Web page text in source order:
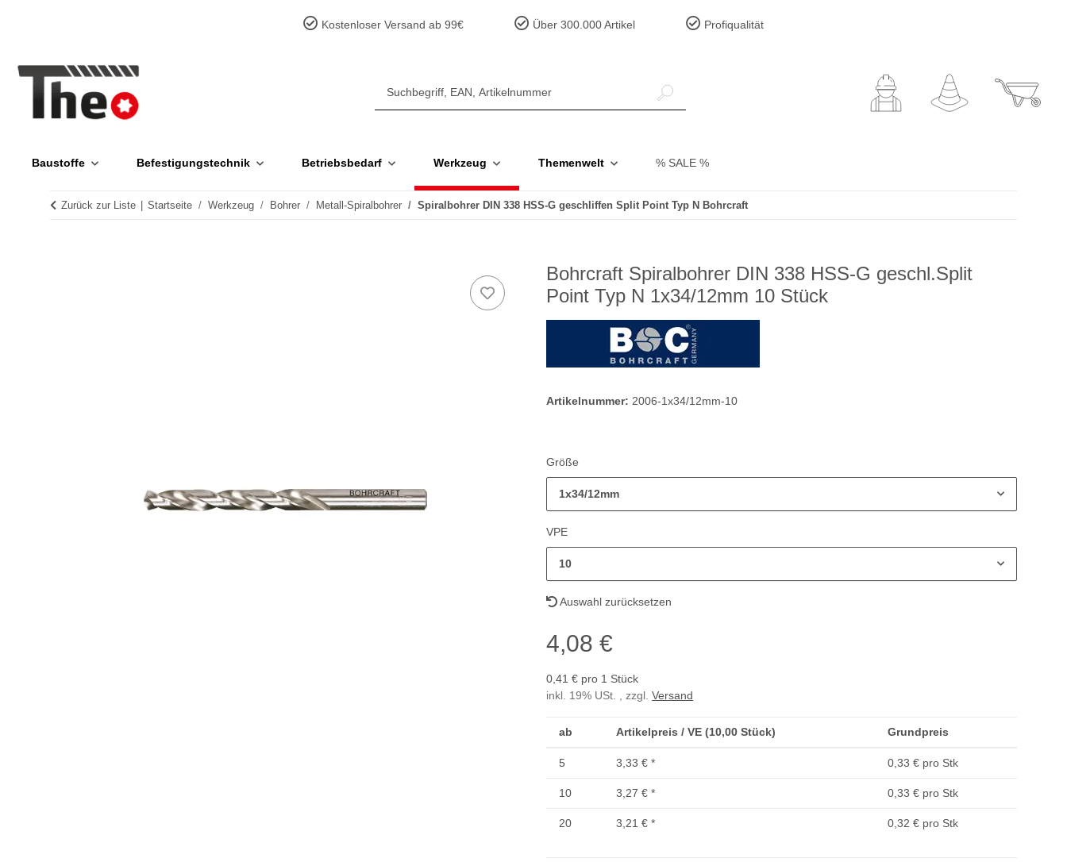
Kostenloser Versand ab 99€ Über 300.000 Artikel Profiqualität
Baustoffe Befestigungstechnik Betriebsbedarf Werkzeug Themenwelt % SALE %
Zurück zur Liste Startseite Werkzeug Bohrer Metall-Spiralbohrer Spiralbohrer DIN 338 HSS-G geschliffen Split Point Typ N Bohrcraft
Bohrcraft Spiralbohrer DIN 338 HSS-G geschl.Split
Point Typ N 1x34/12mm 10 Stück
Artikelnummer: 2006-1x34/12mm-10
Größe
1x34/12mm
VPE
10
Auswahl zurücksetzen
4,08 €
0,41 € pro 1 Stück
inkl. 19% USt. , zzgl. Versand
ab Artikelpreis / VE (10,00 Stück) Grundpreis
5 3,33 € * 0,33 € pro Stk
10 3,27 € * 0,33 € pro Stk
20 3,21 € * 0,32 € pro Stk